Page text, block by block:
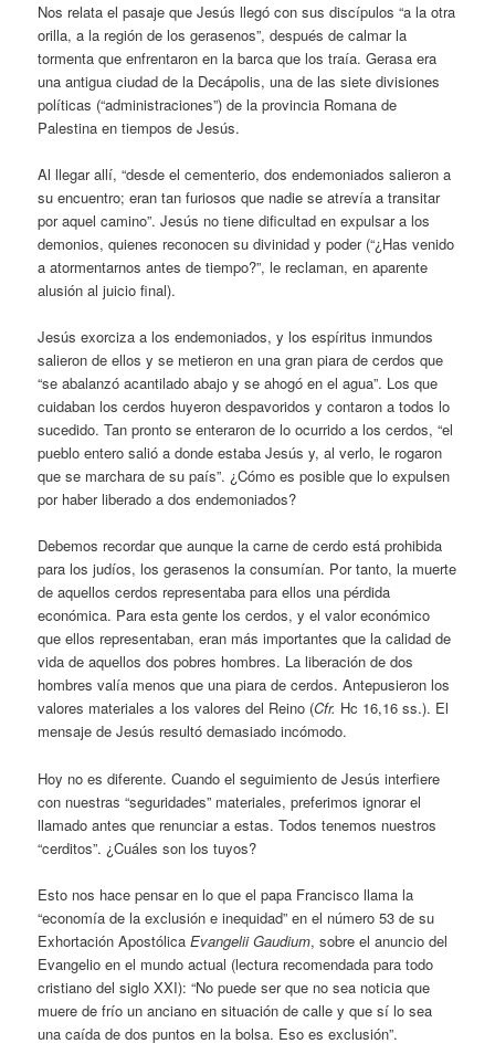
Nos relata el pasaje que Jesús llegó con sus discípulos “a la otra
orilla, a la región de los gerasenos”, después de calmar la
tormenta que enfrentaron en la barca que los traía. Gerasa era
una antigua ciudad de la Decápolis, una de las siete divisiones
políticas (“administraciones”) de la provincia Romana de
Palestina en tiempos de Jesús.
Al llegar allí, “desde el cementerio, dos endemoniados salieron a
su encuentro; eran tan furiosos que nadie se atrevía a transitar
por aquel camino”. Jesús no tiene dificultad en expulsar a los
demonios, quienes reconocen su divinidad y poder (“¿Has venido
a atormentarnos antes de tiempo?”, le reclaman, en aparente
alusión al juicio final).
Jesús exorciza a los endemoniados, y los espíritus inmundos
salieron de ellos y se metieron en una gran piara de cerdos que
“se abalanzó acantilado abajo y se ahogó en el agua”. Los que
cuidaban los cerdos huyeron despavoridos y contaron a todos lo
sucedido. Tan pronto se enteraron de lo ocurrido a los cerdos, “el
pueblo entero salió a donde estaba Jesús y, al verlo, le rogaron
que se marchara de su país”. ¿Cómo es posible que lo expulsen
por haber liberado a dos endemoniados?
Debemos recordar que aunque la carne de cerdo está prohibida
para los judíos, los gerasenos la consumían. Por tanto, la muerte
de aquellos cerdos representaba para ellos una pérdida
económica. Para esta gente los cerdos, y el valor económico
que ellos representaban, eran más importantes que la calidad de
vida de aquellos dos pobres hombres. La liberación de dos
hombres valía menos que una piara de cerdos. Antepusieron los
valores materiales a los valores del Reino (Cfr.­ Hc 16,16 ss.). El
mensaje de Jesús resultó demasiado incómodo.
Hoy no es diferente. Cuando el seguimiento de Jesús interfiere
con nuestras “seguridades” materiales, preferimos ignorar el
llamado antes que renunciar a estas. Todos tenemos nuestros
“cerditos”. ¿Cuáles son los tuyos?
Esto nos hace pensar en lo que el papa Francisco llama la
“economía de la exclusión e inequidad” en el número 53 de su
Exhortación ApostólicaEvangelii Gaudium, sobre el anuncio del
Evangelio en el mundo actual (lectura recomendada para todo
cristiano del siglo XXI): “No puede ser que no sea noticia que
muere de frío un anciano en situación de calle y que sí lo sea
una caída de dos puntos en la bolsa. Eso es exclusión”.